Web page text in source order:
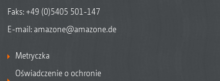
Faks: +49 (0)5405 501-147
E-mail: amazone@amazone.de
Metryczka
Oświadczenie o ochronie